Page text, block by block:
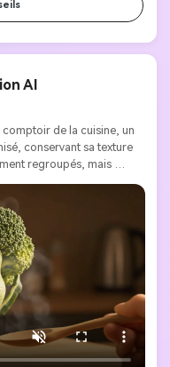
AI
comptoir de la cuisine, un
conservant sa texture
regroupés, mais
au brocoli, avec de
Ses yeux détendus
par un gros plan du
doucement. Depuis le
dans l'image, tenant
frais. Le brocoli
se penche lentement
bouchée et mâche avec un
passait de calme
à moitié fermés de